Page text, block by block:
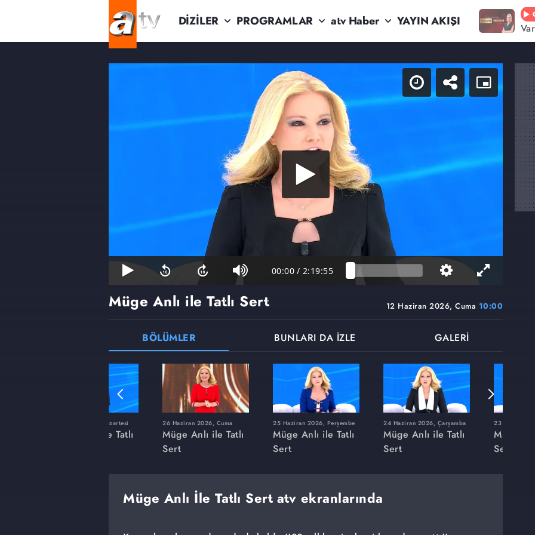
DİZİLER PROGRAMLAR atv Haber YAYIN AKIŞI
00:00 / 2:19:55
12 Haziran 2026, Cuma 10:00
Müge Anlı ile Tatlı Sert
BÖLÜMLER BUNLARI DA İZLE GALERİ
8 Haziran 2026, Pazartesi
Müge Anlı ile Tatlı
26 Haziran 2026, Cuma
Müge Anlı ile Tatlı
Sert
25 Haziran 2026, Perşembe
Müge Anlı ile Tatlı
Sert
24 Haziran 2026, Çarşamba
Müge Anlı ile Tatlı
Sert
23 Haziran
Müge
Sert
Müge Anlı İle Tatlı Sert atv ekranlarında